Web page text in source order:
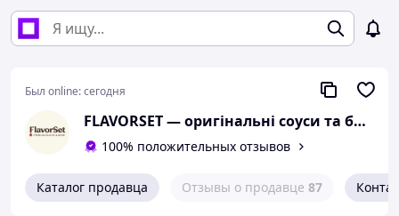
Был online:сегодня
FLAVORSET — оригінальні соуси та бакалія
100% положительных отзывов
Каталог продавца Отзывы о продавце 87